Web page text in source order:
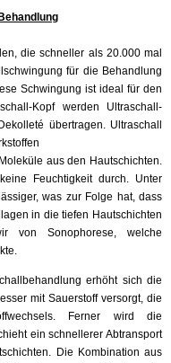
die schneller als 20.000 mal
für die Behandlung
Schwingung ist ideal für den
Kopf werden Ultraschall-
übertragen. Ultraschall
aus den Hautschichten.
Feuchtigkeit durch. Unter
was zur Folge hat, dass
in die tiefen Hautschichten
von Sonophorese, welche
erhöht sich die
mit Sauerstoff versorgt, die
Ferner wird die
ein schnellerer Abtransport
Die Kombination aus